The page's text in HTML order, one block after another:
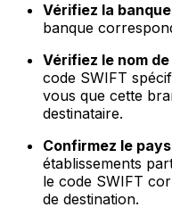
Vérifiez la
banque
Vérifiez le nom de
code SWIFT
vous que cette
destinataire.
Confirmez le
établissements
le code SWIFT
de destination.